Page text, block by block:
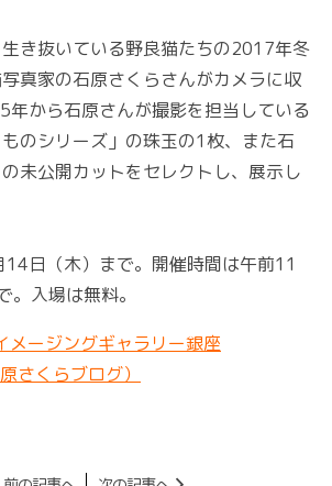
き抜いている野良猫たちの2017年冬
真家の石原さくらさんがカメラに収
年から石原さんが撮影を担当している
のシリーズ」の珠玉の1枚、また石
未公開カットをセレクトし、展示し
日（木）まで。開催時間は午前11
。入場は無料。
メージングギャラリー銀座
さくらブログ）